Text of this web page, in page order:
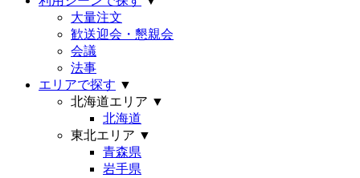
大量注文
歓送迎会・懇親会
会議
法事
エリアで探す ▼
北海道エリア ▼
北海道
東北エリア ▼
青森県
岩手県